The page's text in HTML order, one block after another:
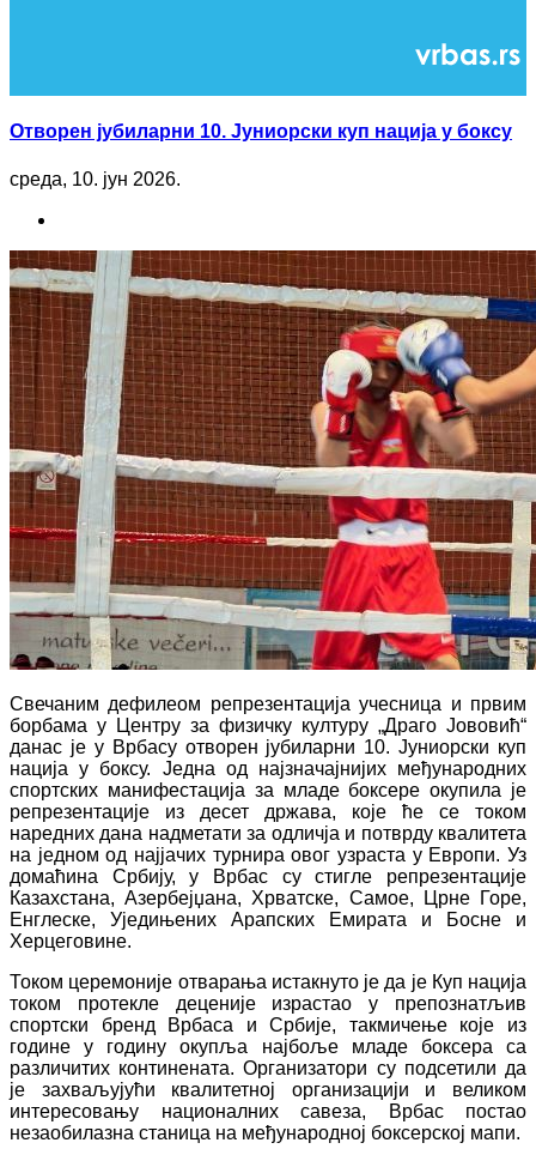
Отворен јубиларни 10. Јуниорски куп нација у боксу
среда, 10. јун 2026.
Свечаним дефилеом репрезентација учесница и првим
борбама у Центру за физичку културу „Драго Јововић“
данас је у Врбасу отворен јубиларни 10. Јуниорски куп
нација у боксу. Једна од најзначајнијих међународних
спортских манифестација за младе боксере окупила је
репрезентације из десет држава, које ће се током
наредних дана надметати за одличја и потврду квалитета
на једном од најјачих турнира овог узраста у Европи. Уз
домаћина Србију, у Врбас су стигле репрезентације
Казахстана, Азербејџана, Хрватске, Самое, Црне Горе,
Енглеске, Уједињених Арапских Емирата и Босне и
Херцеговине.
Током церемоније отварања истакнуто је да је Куп нација
током протекле деценије израстао у препознатљив
спортски бренд Врбаса и Србије, такмичење које из
године у годину окупља најбоље младе боксера са
различитих континената. Организатори су подсетили да
је захваљујући квалитетној организацији и великом
интересовању националних савеза, Врбас постао
незаобилазна станица на међународној боксерској мапи.